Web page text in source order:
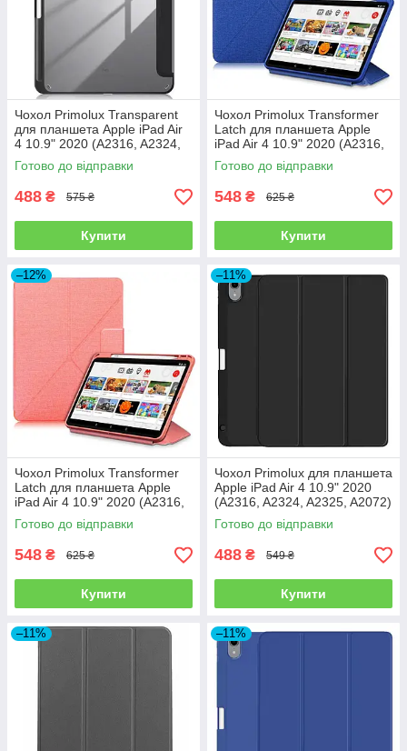
Чохол Primolux Transparent
для планшета Apple iPad Air
4 10.9" 2020 (A2316, A2324,
A2325, A2072) - Black/Clear
Готово до відправки
488 ₴ 575 ₴
Купити
Чохол Primolux Transformer
Latch для планшета Apple
iPad Air 4 10.9" 2020 (A2316,
A2324, A2325, A2072) - Blue
Готово до відправки
548 ₴ 625 ₴
Купити
–12%
Чохол Primolux Transformer
Latch для планшета Apple
iPad Air 4 10.9" 2020 (A2316,
A2324, A2325, A2072) - Pink
Готово до відправки
548 ₴ 625 ₴
Купити
–11%
Чохол Primolux для планшета
Apple iPad Air 4 10.9" 2020
(A2316, A2324, A2325, A2072)
Stylus TPU - Black
Готово до відправки
488 ₴ 549 ₴
Купити
–11% –11%